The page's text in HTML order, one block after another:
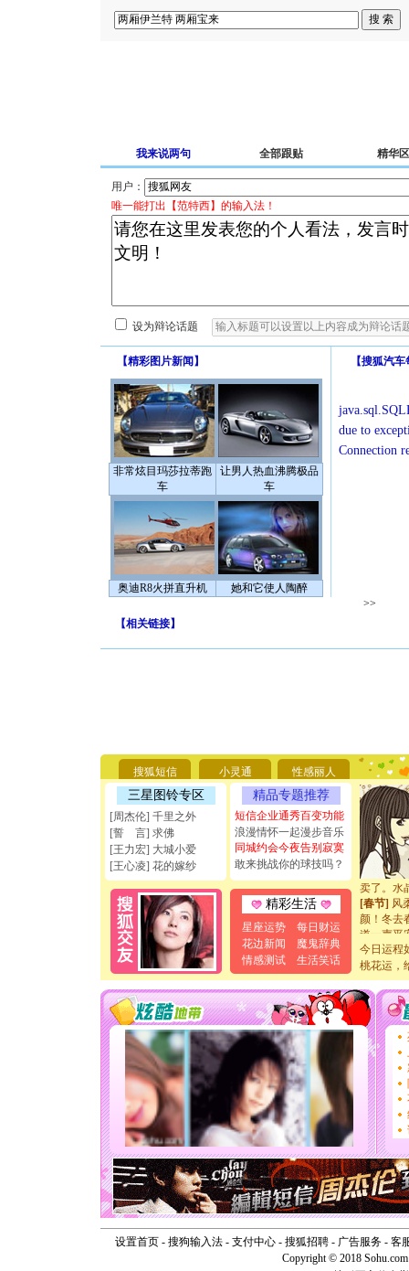
我来说两句 全部跟贴 精华区
用户：
唯一能打出【范特西】的输入法！
设为辩论话题
【精彩图片新闻 】
非常炫目玛莎拉蒂跑
车
让男人热血沸腾极品
车
奥迪R8火拼直升机 她和它使人陶醉
【搜狐汽车
due to
Connection
>>
【相关链接】
搜狐短信 小灵通 性感丽人
三星图铃专区
[周杰伦] 千里之外
[誓 言] 求佛
[王力宏] 大城小爱
[王心凌] 花的嫁纱
精品专题推荐
短信企业通秀百变功能
浪漫情怀一起漫步音乐
同城约会今夜告别寂寞
敢来挑战你的球技吗？
精彩生活
星座运势
每日财运
花边新闻
魔鬼辞典
情感测试
生活笑话
你太多，
[元旦]看
断电。
你是我专
[元旦]如
起；二是
离。水晶
[元旦]当
泣，这痛
卖了。水
[春节] 风
颜！冬去
道一声平
[春节]传
片叶子是
送你一棵
[圣诞节]
你太多
要平安
[圣诞节]
能正大
天都要快
[圣诞节]
如意,快
[元旦]
看
断电。
你是我
[元旦]如
起；二是
离。水晶
[元旦]当
卖了。水
[春节] 风
今日运程
桃花运，
设置首页- 搜狗输入法- 支付中心- 搜狐招聘- 广告服务- 客
Copyright © 2018